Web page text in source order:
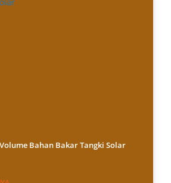
Bahan Bakar Tangki Solar